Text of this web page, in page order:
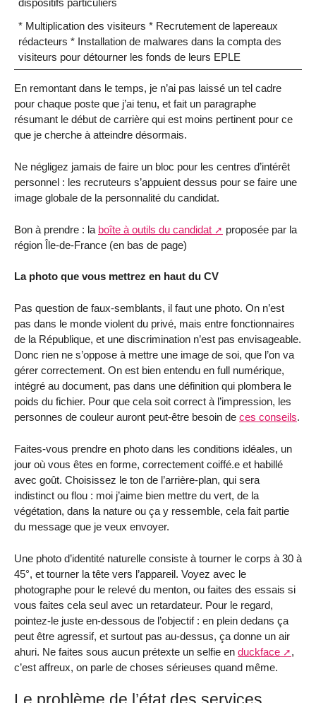
* Multiplication des visiteurs * Recrutement de lapereaux
rédacteurs * Installation de malwares dans la compta des
visiteurs pour détourner les fonds de leurs EPLE
En remontant dans le temps, je n’ai pas laissé un tel cadre
pour chaque poste que j’ai tenu, et fait un paragraphe
résumant le début de carrière qui est moins pertinent pour ce
que je cherche à atteindre désormais.
Ne négligez jamais de faire un bloc pour les centres d’intérêt
personnel : les recruteurs s’appuient dessus pour se faire une
image globale de la personnalité du candidat.
Bon à prendre : la boîte à outils du candidat
proposée par la
région Île-de-France (en bas de page)
La photo que vous mettrez en haut du CV
Pas question de faux-semblants, il faut une photo. On n’est
pas dans le monde violent du privé, mais entre fonctionnaires
de la République, et une discrimination n’est pas envisageable.
Donc rien ne s’oppose à mettre une image de soi, que l’on va
gérer correctement. On est bien entendu en full numérique,
intégré au document, pas dans une définition qui plombera le
poids du fichier. Pour que cela soit correct à l’impression, les
personnes de couleur auront peut-être besoin de ces conseils.
Faites-vous prendre en photo dans les conditions idéales, un
jour où vous êtes en forme, correctement coiffé.e et habillé
avec goût. Choisissez le ton de l’arrière-plan, qui sera
indistinct ou flou : moi j’aime bien mettre du vert, de la
végétation, dans la nature ou ça y ressemble, cela fait partie
du message que je veux envoyer.
Une photo d’identité naturelle consiste à tourner le corps à 30 à
45°, et tourner la tête vers l’appareil. Voyez avec le
photographe pour le relevé du menton, ou faites des essais si
vous faites cela seul avec un retardateur. Pour le regard,
pointez-le juste en-dessous de l’objectif : en plein dedans ça
peut être agressif, et surtout pas au-dessus, ça donne un air
ahuri. Ne faites sous aucun prétexte un selfie en duckface
,
c’est affreux, on parle de choses sérieuses quand même.
Le problème de l’état des services